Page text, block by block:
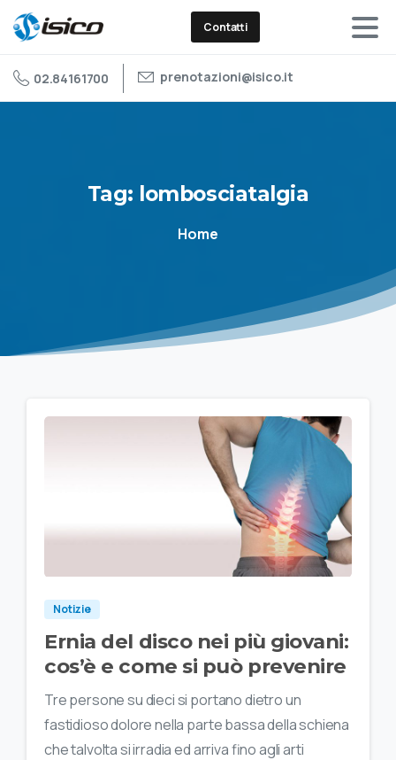
Contatti
02.84161700 prenotazioni@isico.it
Tag: lombosciatalgia
Home
Notizie
Ernia del disco nei più giovani:
cos’è e come si può prevenire
Tre persone su dieci si portano dietro un
fastidioso dolore nella parte bassa della schiena
che talvolta si irradia ed arriva fino agli arti